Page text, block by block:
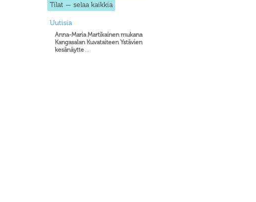
Tilat — selaa kaikkia
Uutisia
Anna-Maria Martikainen mukana
Kangasalan Kuvataiteen Ystävien
kesänäytte...